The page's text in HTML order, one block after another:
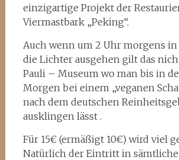
einzigartige Projekt der
Viermastbark „Peking“.
Auch wenn um 2 Uhr morgens
die Lichter ausgehen gilt das
Pauli – Museum wo man bis in
Morgen bei einem „veganen
nach dem deutschen
ausklingen lässt .
Für 15€ (ermäßigt 10€) wird viel
Natürlich der Eintritt in